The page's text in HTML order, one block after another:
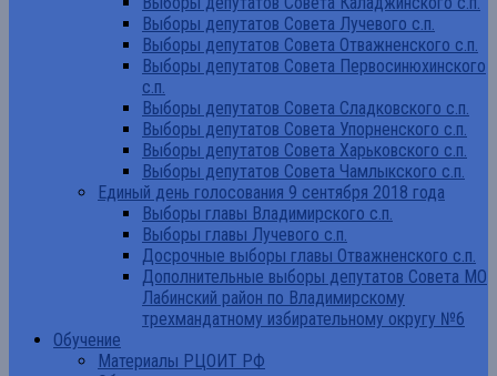
Выборы депутатов Совета Лучевого с.п.
Выборы депутатов Совета Отважненского с.п.
Выборы депутатов Совета Первосинюхинского
с.п.
Выборы депутатов Совета Сладковского с.п.
Выборы депутатов Совета Упорненского с.п.
Выборы депутатов Совета Харьковского с.п.
Выборы депутатов Совета Чамлыкского с.п.
Единый день голосования 9 сентября 2018 года
Выборы главы Владимирского с.п.
Выборы главы Лучевого с.п.
Досрочные выборы главы Отважненского с.п.
Дополнительные выборы депутатов Совета МО
Лабинский район по Владимирскому
трехмандатному избирательному округу №6
Обучение
Материалы РЦОИТ РФ